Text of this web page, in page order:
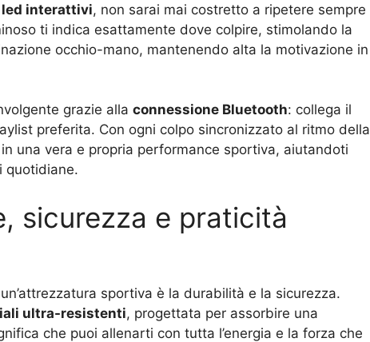
led interattivi, non sarai mai costretto a ripetere sempre
ti indica esattamente dove colpire, stimolando la
occhio-mano, mantenendo alta la motivazione in
grazie alla connessione Bluetooth: collega il
preferita. Con ogni colpo sincronizzato al ritmo della
una vera e propria performance sportiva, aiutandoti
quotidiane.
sicurezza e praticità
sportiva è la durabilità e la sicurezza.
ultra-resistenti, progettata per assorbire una
che puoi allenarti con tutta l’energia e la forza che